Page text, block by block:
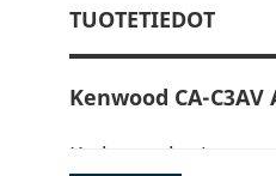
TUOTETIEDOT
Kenwood CA-
Kytke analoginen